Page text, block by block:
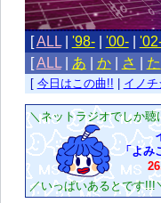
[ALL| '98-| '00-|
[ALL| あ か| さ た
[ 今日はこの曲!! イノ
＼ネットラジオでしか聴
「よみ
／いっぱいあるとです!!!